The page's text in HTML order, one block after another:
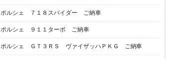
ポルシェ ７１８スパイダー ご納車
ポルシェ ９１１ターボ ご納車
ポルシェ ＧＴ３ＲＳ ヴァイザッハＰＫＧ ご納車